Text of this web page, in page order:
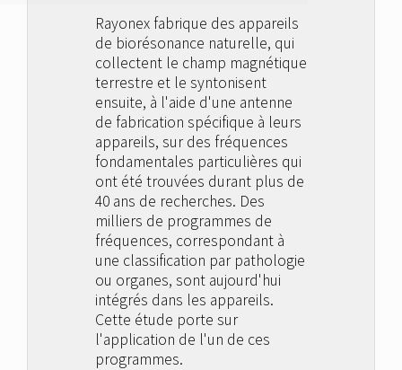
Rayonex fabrique des appareils
de biorésonance naturelle, qui
collectent le champ magnétique
terrestre et le syntonisent
ensuite, à l'aide d'une antenne
de fabrication spécifique à leurs
appareils, sur des fréquences
fondamentales particulières qui
ont été trouvées durant plus de
40 ans de recherches. Des
milliers de programmes de
fréquences, correspondant à
une classification par pathologie
ou organes, sont aujourd'hui
intégrés dans les appareils.
Cette étude porte sur
l'application de l'un de ces
programmes.